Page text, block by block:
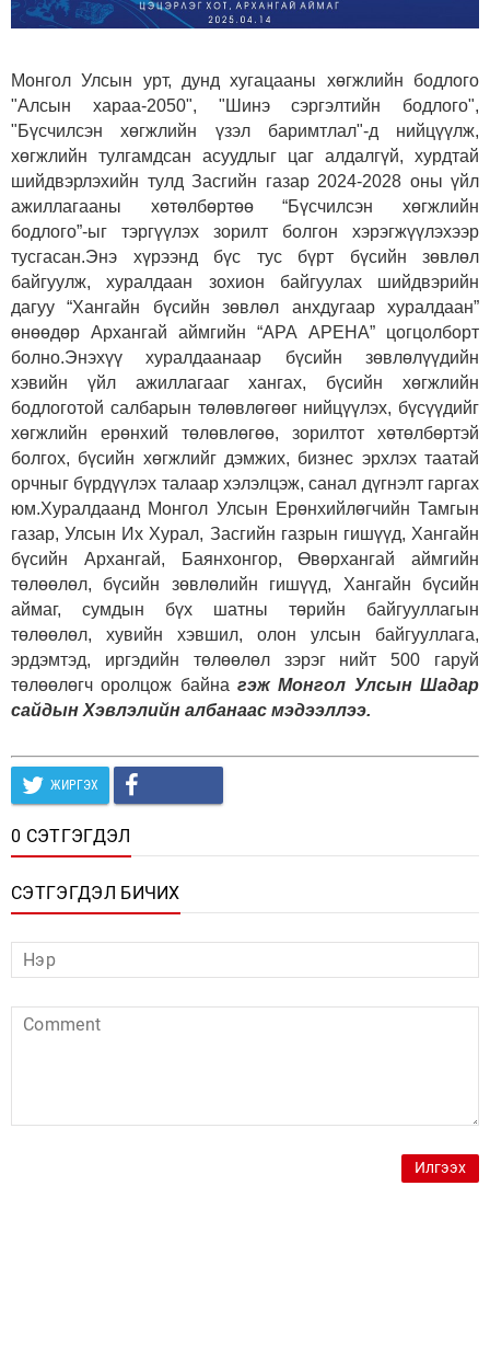
Монгол Улсын урт, дунд хугацааны хөгжлийн бодлого
"Алсын хараа-2050", "Шинэ сэргэлтийн бодлого",
"Бүсчилсэн хөгжлийн үзэл баримтлал"-д нийцүүлж,
хөгжлийн тулгамдсан асуудлыг цаг алдалгүй, хурдтай
шийдвэрлэхийн тулд Засгийн газар 2024-2028 оны үйл
ажиллагааны хөтөлбөртөө “Бүсчилсэн хөгжлийн
бодлого”-ыг тэргүүлэх зорилт болгон хэрэгжүүлэхээр
тусгасан.Энэ хүрээнд бүс тус бүрт бүсийн зөвлөл
байгуулж, хуралдаан зохион байгуулах шийдвэрийн
дагуу “Хангайн бүсийн зөвлөл анхдугаар хуралдаан”
өнөөдөр Архангай аймгийн “АРА АРЕНА” цогцолборт
болно.Энэхүү хуралдаанаар бүсийн зөвлөлүүдийн
хэвийн үйл ажиллагааг хангах, бүсийн хөгжлийн
бодлоготой салбарын төлөвлөгөөг нийцүүлэх, бүсүүдийг
хөгжлийн ерөнхий төлөвлөгөө, зорилтот хөтөлбөртэй
болгох, бүсийн хөгжлийг дэмжих, бизнес эрхлэх таатай
орчныг бүрдүүлэх талаар хэлэлцэж, санал дүгнэлт гаргах
юм.Хуралдаанд Монгол Улсын Ерөнхийлөгчийн Тамгын
газар, Улсын Их Хурал, Засгийн газрын гишүүд, Хангайн
бүсийн Архангай, Баянхонгор, Өвөрхангай аймгийн
төлөөлөл, бүсийн зөвлөлийн гишүүд, Хангайн бүсийн
аймаг, сумдын бүх шатны төрийн байгууллагын
төлөөлөл, хувийн хэвшил, олон улсын байгууллага,
эрдэмтэд, иргэдийн төлөөлөл зэрэг нийт 500 гаруй
төлөөлөгч оролцож байна гэж Монгол Улсын Шадар
сайдын Хэвлэлийн албанаас мэдээллээ.
ЖИРГЭХ
0 СЭТГЭГДЭЛ
СЭТГЭГДЭЛ БИЧИХ
Илгээх